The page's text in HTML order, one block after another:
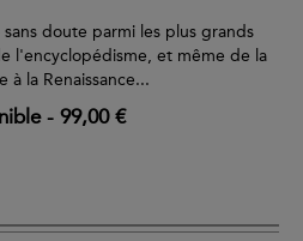
doute parmi les plus grands
l'encyclopédisme, et même de la
à la Renaissance...
- 99,00 €